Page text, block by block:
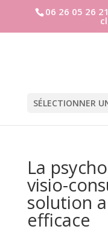
06 26 05 26 21
SÉLECTIONNER
La
visio-
solution
efficace